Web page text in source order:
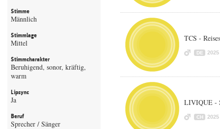
Stimme
Männlich
Stimmlage
Mittel
Stimmcharakter
Beruhigend, sonor, kräftig,
warm
Lipsync
Ja
Beruf
Sprecher / Sänger
TCS -
DE 2025
LIVIQUE -
CH 2025